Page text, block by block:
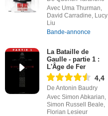
Avec Uma Thurman,
David Carradine, Lucy
Liu
Bande-annonce
La Bataille de
Gaulle - partie 1 :
L'Âge de Fer
4,4
De Antonin Baudry
Avec Simon Abkarian,
Simon Russell Beale,
Florian Lesieur